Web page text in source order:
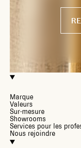
Marque
Valeurs
Sur-mesure
Showrooms
Services pour les
Nous rejoindre